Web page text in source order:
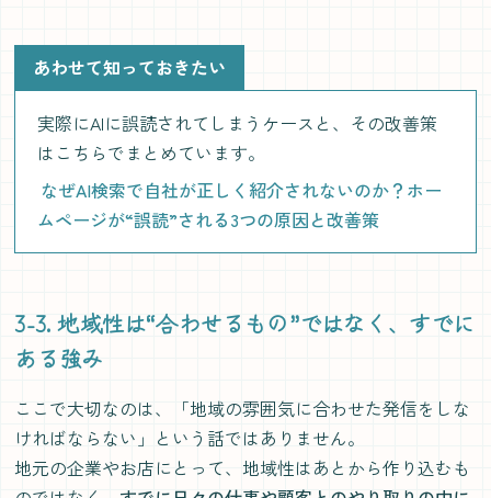
あわせて知っておきたい
実際にAIに誤読されてしまうケースと、その改善策
はこちらでまとめています。
なぜAI検索で自社が正しく紹介されないのか？ホー
ムページが“誤読”される3つの原因と改善策
3-3. 地域性は“合わせるもの”ではなく、すでに
ある強み
ここで大切なのは、「地域の雰囲気に合わせた発信をしな
ければならない」という話ではありません。
地元の企業やお店にとって、地域性はあとから作り込むも